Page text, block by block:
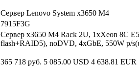
Сервер Lenovo System x3650 M4
7915F3G
Сервер x3650 M4 Rack 2U, 1xXeon 8C
flash+RAID5), noDVD, 4xGbE, 550W p/
365 718 руб. 5 085.00 USD 4 638.81 EUR